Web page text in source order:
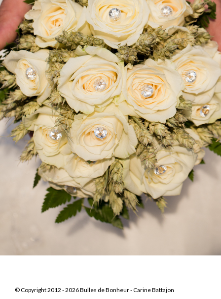
© Copyright 2012 - 2026 Bulles de Bonheur -Carine Battajon